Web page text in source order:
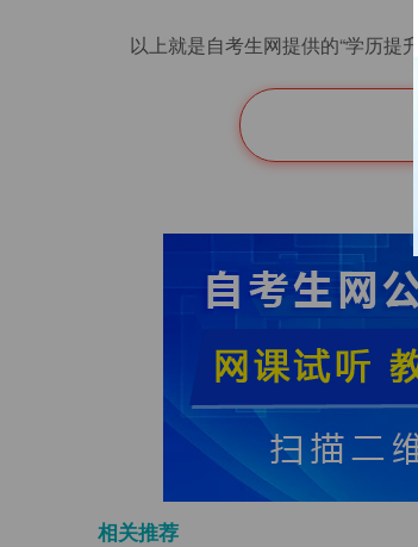
以上就是自考生网提供的“学历提
相关推荐